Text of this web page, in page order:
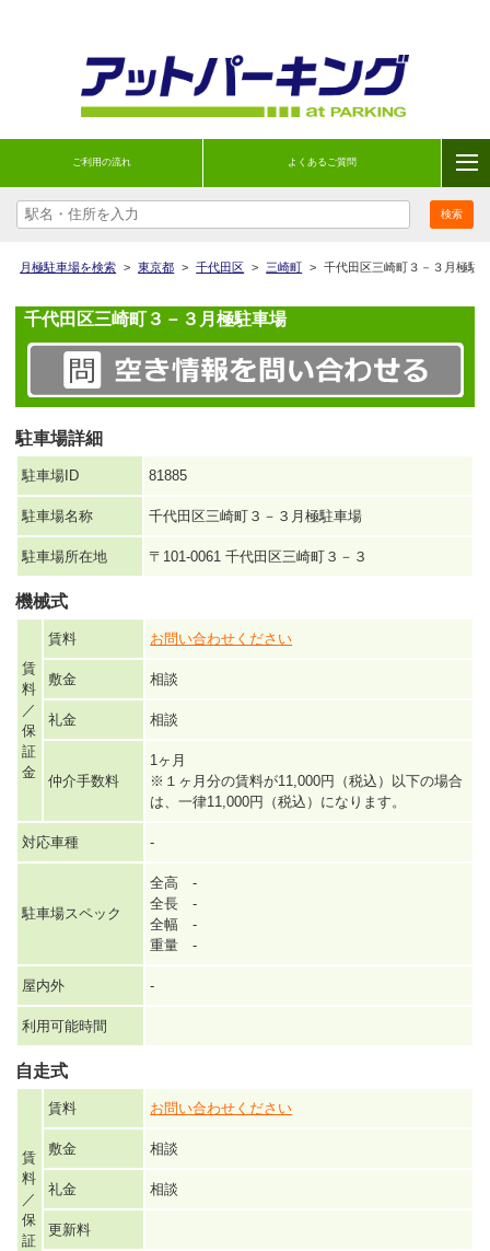
ご利用の流れ よくあるご質問
月極駐車場を検索 > 東京都 > 千代田区 > 三崎町 > 千代田区三崎町３－３月極駐
千代田区三崎町３－３月極駐車場
駐車場詳細
駐車場ID 81885
駐車場名称 千代田区三崎町３－３月極駐車場
駐車場所在地 〒101-0061 千代田区三崎町３－３
機械式
賃
料
／
保
証
金
賃料 お問い合わせください
敷金 相談
礼金 相談
仲介手数料
1ヶ月
※１ヶ月分の賃料が11,000円（税込）以下の場合
は、一律11,000円（税込）になります。
対応車種 -
駐車場スペック
全高 -
全長 -
全幅 -
重量 -
屋内外 -
利用可能時間
自走式
賃
料
／
保
証
賃料 お問い合わせください
敷金 相談
礼金 相談
更新料